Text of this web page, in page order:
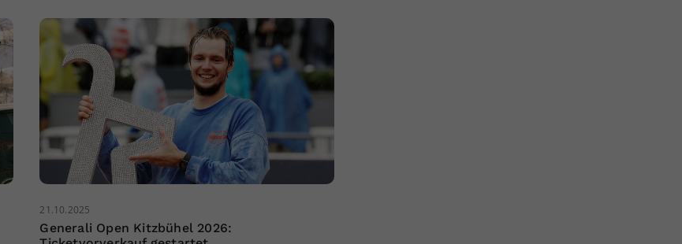
21.10.2025
Generali Open Kitzbühel 2026: